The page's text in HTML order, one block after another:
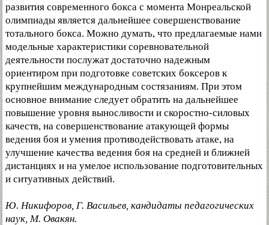
развития современного бокса с момента Монреальской
олимпиады является дальнейшее совершенствование
тотального бокса. Можно думать, что предлагаемые нами
модельные характеристики соревновательной
деятельности послужат достаточно надежным
ориентиром при подготовке советских боксеров к
крупнейшим международным состязаниям. При этом
основное внимание следует обратить на дальнейшее
повышение уровня выносливости и скоростно-силовых
качеств, на совершенствование атакующей формы
ведения боя и умения противодействовать атаке, на
улучшение качества ведения боя на средней и ближней
дистанциях и на умелое использование подготовительных
и ситуативных действий.
Ю. Никифоров, Г. Васильев, кандидаты педагогических
наук, М. Овакян.